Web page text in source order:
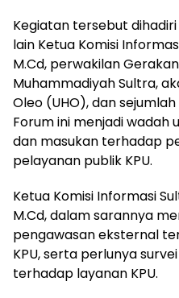
Kegiatan tersebut
lain Ketua Komisi
M.Cd, perwakilan
Muhammadiyah Sultra,
Oleo (UHO), dan
Forum ini menjadi
dan masukan terhadap
pelayanan publik KPU.
Ketua Komisi Informasi
M.Cd, dalam sarannya
pengawasan eksternal
KPU, serta perlunya
terhadap layanan KPU.